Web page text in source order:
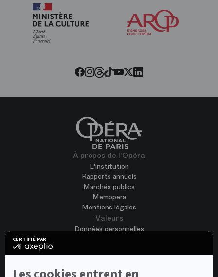
CERTIFIÉ PAR
certifié
En
Facebook
Instagram
Threads
Tiktok
Youtube
Twitter
LinkedIn
À propos de l'Opéra
L'institution
Rapports annuels
Marchés publics
Memopera
Mentions légales
Valeurs
Données personnelles
Nous rejoindre